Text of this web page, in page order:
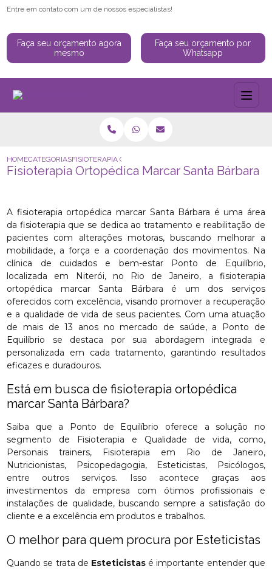
Entre em contato com um de nossos especialistas!
Faça seu orçamento agora
mesmo
Faça seu orçamento por
Whatsapp
HOMECATEGORIASFISIOTERAPIA ORTOPÉDICA MARCAR SANTA BÁRBARA
Fisioterapia Ortopédica Marcar Santa Bárbara
A fisioterapia ortopédica marcar Santa Bárbara é uma área
da fisioterapia que se dedica ao tratamento e reabilitação de
pacientes com alterações motoras, buscando melhorar a
mobilidade, a força e a coordenação dos movimentos. Na
clínica de cuidados e bem-estar Ponto de Equilíbrio,
localizada em Niterói, no Rio de Janeiro, a fisioterapia
ortopédica marcar Santa Bárbara é um dos serviços
oferecidos com excelência, visando promover a recuperação
e a qualidade de vida de seus pacientes. Com uma atuação
de mais de 13 anos no mercado de saúde, a Ponto de
Equilíbrio se destaca por sua abordagem integrada e
personalizada em cada tratamento, garantindo resultados
eficazes e duradouros.
Está em busca de fisioterapia ortopédica
marcar Santa Bárbara?
Saiba que a Ponto de Equilíbrio oferece a solução no
segmento de Fisioterapia e Qualidade de vida, como,
Personais trainers, Fisioterapia em Rio de Janeiro,
Nutricionistas, Psicopedagogia, Esteticistas, Psicólogos,
entre outros serviços. Isso acontece graças aos
investimentos da empresa com ótimos profissionais e
instalações de qualidade, buscando sempre a satisfação do
cliente e a excelência em produtos e trabalhos.
O melhor para quem procura por Esteticistas
Quando se trata de Esteticistas é importante entender que